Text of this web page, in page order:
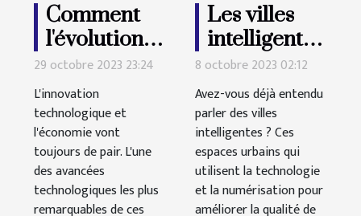
Comment
l'évolution
de la
technologie
GPS
influence
l'économie
automobile
29 octobre 2023 23:24
L'innovation
technologique et
l'économie vont
toujours de pair. L'une
des avancées
technologiques les plus
remarquables de ces
Les villes
intelligentes
: une
solution
pour un
avenir plus
vert ?
8 octobre 2023 02:12
Avez-vous déjà entendu
parler des villes
intelligentes ? Ces
espaces urbains qui
utilisent la technologie
et la numérisation pour
améliorer la qualité de